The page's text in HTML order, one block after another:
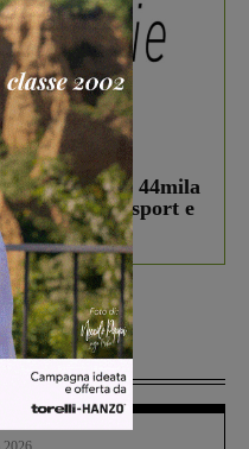
Cities, oltre 44mila
per lo sport e